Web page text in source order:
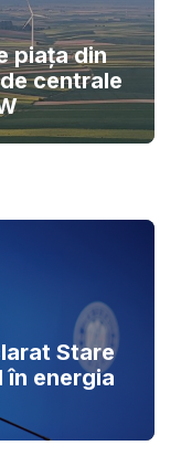
piața din
centrale
Stare
în energia